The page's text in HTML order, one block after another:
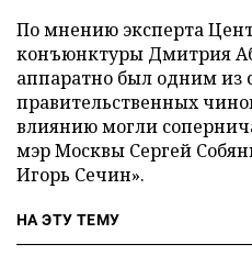
По мнению эксперта
конъюнктуры Дмитрия
аппаратно был одним из
правительственных
влиянию могли
мэр Москвы Сергей
Игорь Сечин».
НА ЭТУ ТЕМУ